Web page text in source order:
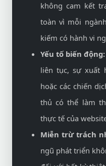
không cam kết
toàn vì mỗi
kiếm có hành vi
Yếu tố biến động:
liên tục, sự xuất
hoặc các chiến
thủ có thể làm
thực tế của
Miễn trừ trách
ngũ phát triển